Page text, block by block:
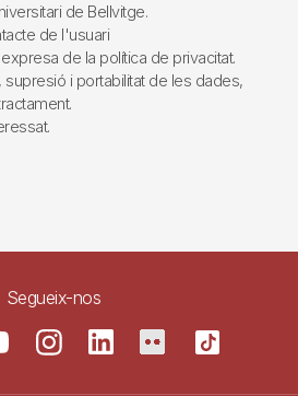
de Bellvitge.
de l'usuari
de la política de privacitat.
i portabilitat de les dades,
Segueix-nos